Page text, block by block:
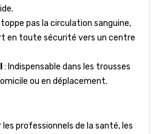
pas la circulation sanguine,
en toute sécurité vers un centre
: Indispensable dans les trousses
ou en déplacement.
professionnels de la santé, les